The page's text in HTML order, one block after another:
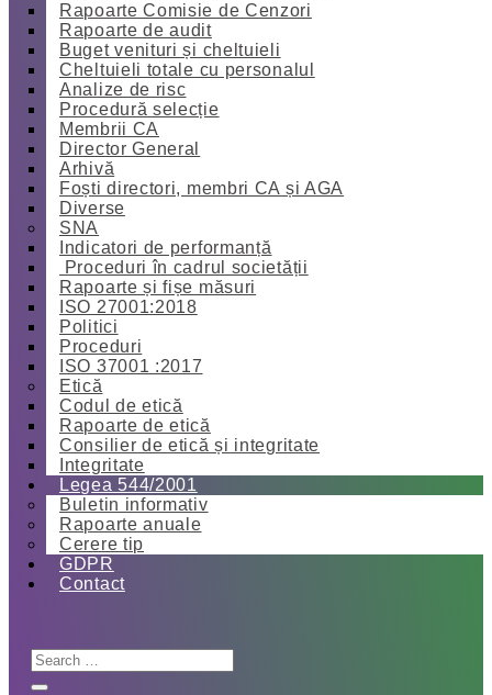
Rapoarte Comisie de Cenzori
Rapoarte de audit
Buget venituri și cheltuieli
Cheltuieli totale cu personalul
Analize de risc
Procedură selecție
Membrii CA
Director General
Arhivă
Foști directori, membri CA și AGA
Diverse
SNA
Indicatori de performanță
Proceduri în cadrul societății
Rapoarte și fișe măsuri
ISO 27001:2018
Politici
Proceduri
ISO 37001 :2017
Etică
Codul de etică
Rapoarte de etică
Consilier de etică și integritate
Integritate
Legea 544/2001
Buletin informativ
Rapoarte anuale
Cerere tip
GDPR
Contact